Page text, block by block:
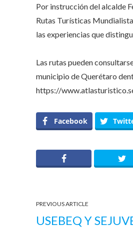
Por instrucción del alcalde
Rutas Turísticas
las experiencias que
Las rutas pueden
municipio de Querétaro
https://
Facebook
PREVIOUS ARTICLE
USEBEQ Y